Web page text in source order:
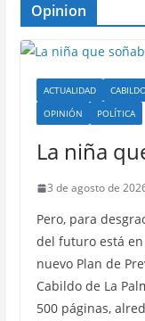
Opinion
ACTUALIDAD
OPINIÓN
POLÍTICA
La niña
3 de agosto de
Pero, para
del futuro está
nuevo Plan de
Cabildo de La
500 páginas,